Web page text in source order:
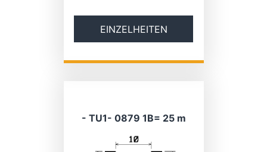
EINZELHEITEN
- TU1- 0879 1B= 25 m